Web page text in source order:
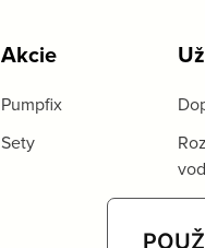
Akcie
Pumpfix
Sety